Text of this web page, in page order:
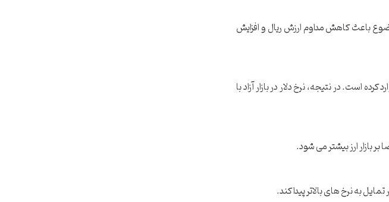
در محدوده ۴۵ درصد قرار دارد. این موضوع باعث کاهش مداوم ارزش ریال و افزایش
است. در نتیجه، نرخ دلار در بازار آزاد با
بازار ارز بیشتر می شود.
به نرخ های بالاتر پیدا کند.